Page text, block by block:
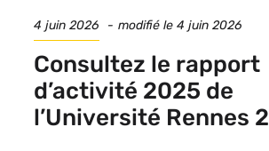
Date
de
publication
4 juin 2026 modifié le 4 juin 2026
Consultez le rapport
d’activité 2025 de
l’Université Rennes 2